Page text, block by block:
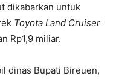
dikabarkan untuk
Toyota Land Cruiser
Rp1,9 miliar.
dinas Bupati Bireuen,